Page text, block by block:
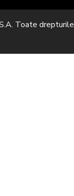
Toate drepturile